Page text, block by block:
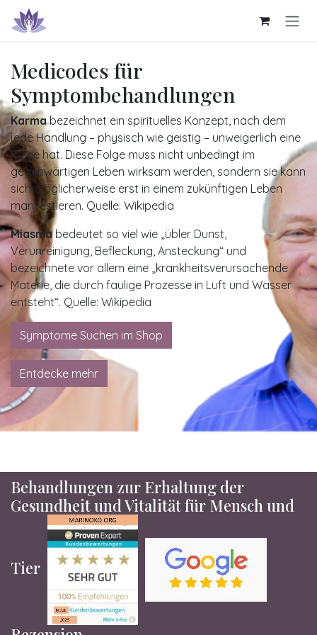
Zum Inhalt springen
Medicodes für
Symptombehandlungen
Karmabezeichnet ein spirituelles Konzept, nach dem
jede Handlung – physisch wie geistig – unweigerlich eine
Folge hat. Diese Folge muss nicht unbedingt im
gegenwärtigen Leben wirksam werden, sondern sie kann
sich möglicherweise erst in einem zukünftigen Leben
manifestieren. Quelle: Wikipedia
Miasmabedeutet so viel wie „übler Dunst,
Verunreinigung, Befleckung, Ansteckung“ und
bezeichnete vor allem eine „krankheitsverursachende
Materie, die durch faulige Prozesse in Luft und Wasser
entsteht“. Quelle: Wikipedia
Symptome Suchen im Shop
Entdecke mehr
Behandlungen zur Erhaltung der
Gesundheit und Vitalität für Mensch und
Tier